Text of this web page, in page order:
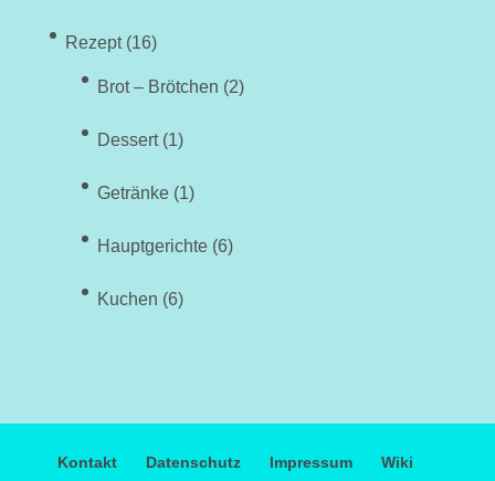
Rezept(16)
Brot – Brötchen (2)
Dessert(1)
Getränke(1)
Hauptgerichte(6)
Kuchen (6)
Kontakt Datenschutz Impressum Wiki